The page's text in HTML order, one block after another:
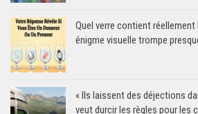
Quel verre contient réellement
énigme visuelle trompe
« Ils laissent des déjections
veut durcir les règles pour les